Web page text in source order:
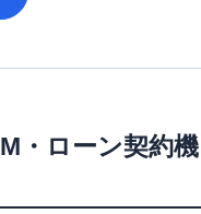
・ローン契約機